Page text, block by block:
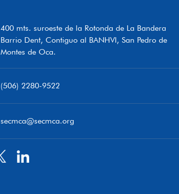
400 mts. suroeste de la Rotonda de La Bandera
Barrio Dent, Contiguo al BANHVI, San Pedro de
Montes de Oca.
(506) 2280-9522
secmca@secmca.org